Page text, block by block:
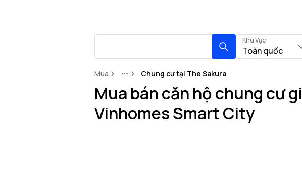
Khu Vực
Toàn quốc
Mua MoreChung cư tại The Sakura
Mua bán căn hộ chung cư
Vinhomes Smart City